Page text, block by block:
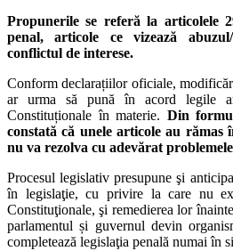
Propunerile se referă la articolele
penal, articole ce vizează
conflictul de interese.
Conform declarațiilor oficiale,
ar urma să pună în acord legile
Constituționale în materie. Din
constată că unele articole au rămas
nu va rezolva cu adevărat
Procesul legislativ presupune şi
în legislaţie, cu privire la care nu
Constituţionale, şi remedierea lor
parlamentul și guvernul devin
completează legislaţia penală numai în